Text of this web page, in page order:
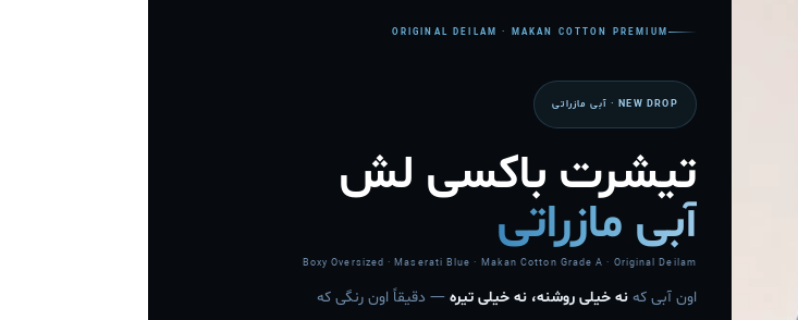
ORIGINAL DEILAM · MAKAN COTTON PREMIUM
NEW DROP · آبی مازراتی
تیشرت باکسی لش
آبی مازراتی
Boxy Oversized · Maserati Blue · Makan Cotton Grade A · Original Deilam
اون آبی کهنه خیلی روشنه، نه خیلی تیره — دقیقاً اون رنگی که